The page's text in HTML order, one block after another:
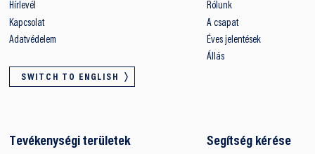
Hírlevél
Kapcsolat
Adatvédelem
SWITCH TO ENGLISH
Rólunk
A csapat
Éves jelentések
Állás
Tevékenységi területek Segítség kérése